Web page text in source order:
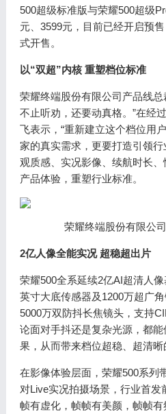
500超级标准版与荣耀500超级
元、3599元，目前已经开启预
式开售。
以“双超”内核 重塑档位标准
荣耀终端股份有限公司产品线总
不止听劝，还要动真格。”在经
飞表示，“重新建立这个档位用
家的真实需求，更要打造引领
观质感、实况影像、续航时长
产品体验，重塑行业标准。
荣耀终端股份有限公
2亿人像全能实况 超稳超出片
荣耀500全系延续2亿AI超清人
英寸大底传感器及1200万超广
5000万双防抖长焦镜头，支持
论面对手抖还是复杂光源，都
果，从而带来档位超稳、超清晰
在影像体验层面，荣耀500系列
对Live实况拍摄场景，行业首发
帧有虚化，帧帧有美颜，帧帧